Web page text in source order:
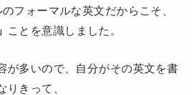
フォーマルな英文だからこそ、
ことを意識しました。
が多いので、自分がその英文を書
りきって、